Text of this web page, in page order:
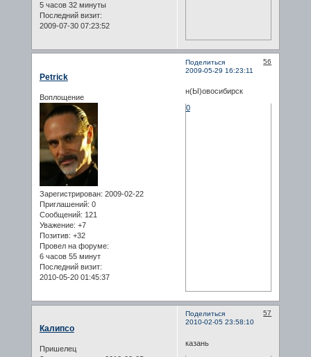
5 часов 32 минуты
Последний визит:
2009-07-30 07:23:52
Поделиться
56
2009-05-29 16:23:11
Petrick
Воплощение
Зарегистрирован: 2009-02-22
Приглашений: 0
Сообщений: 121
Уважение: +7
Позитив: +32
Провел на форуме:
6 часов 55 минут
Последний визит:
2010-05-20 01:45:37
н(Ы)овосибирск
0
Поделиться
57
2010-02-05 23:58:10
Калипсо
Пришелец
казань